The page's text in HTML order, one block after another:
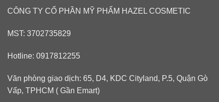
CÔNG TY CỔ PHẦN MỸ PHẨM HAZEL COSMETIC
MST: 3702735829
Hotline: 0917812255
Văn phòng giao dịch: 65, D4, KDC Cityland, P.5, Quận Gò
Vấp, TPHCM ( Gần Emart)